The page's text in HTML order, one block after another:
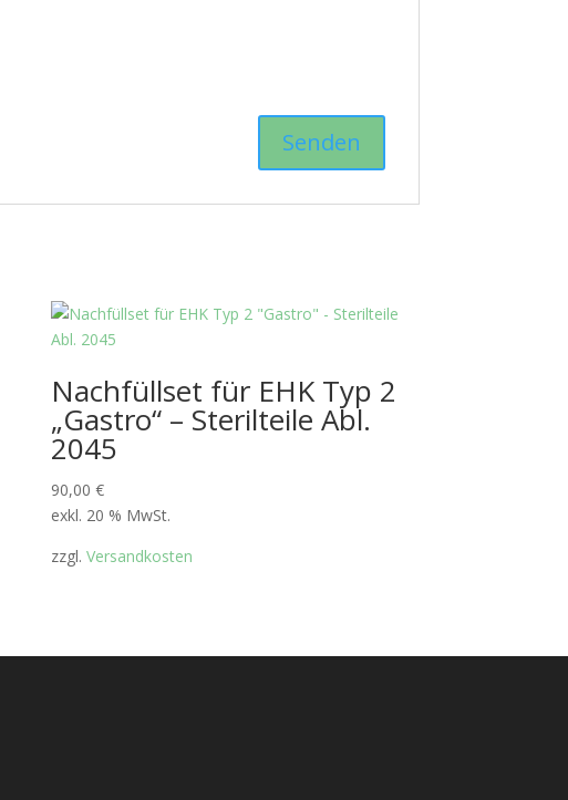
Nachfüllset für EHK Typ 2
„Gastro“ – Sterilteile Abl.
2045
90,00€
exkl. 20 % MwSt.
zzgl.Versandkosten